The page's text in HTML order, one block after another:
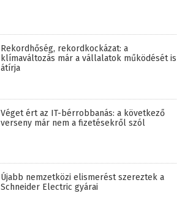
Rekordhőség, rekordkockázat: a
klímaváltozás már a vállalatok működését is
átírja
Véget ért az IT-bérrobbanás: a következő
verseny már nem a fizetésekről szól
Újabb nemzetközi elismerést szereztek a
Schneider Electric gyárai